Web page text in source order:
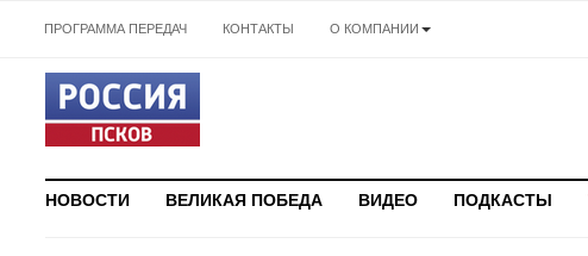
ПРОГРАММА ПЕРЕДАЧ КОНТАКТЫ О КОМПАНИИ
НОВОСТИ ВЕЛИКАЯ ПОБЕДА ВИДЕО ПОДКАСТЫ